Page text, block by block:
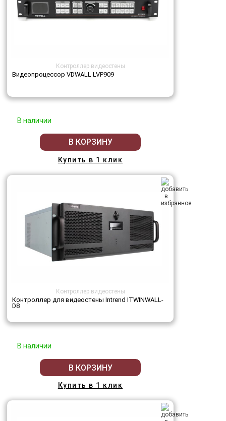
Контроллер видеостены
Видеопроцессор VDWALL LVP909
В наличии
В КОРЗИНУ
Купить в 1 клик
Контроллер видеостены
Контроллер для видеостены Intrend ITWINWALL-
D8
В наличии
В КОРЗИНУ
Купить в 1 клик